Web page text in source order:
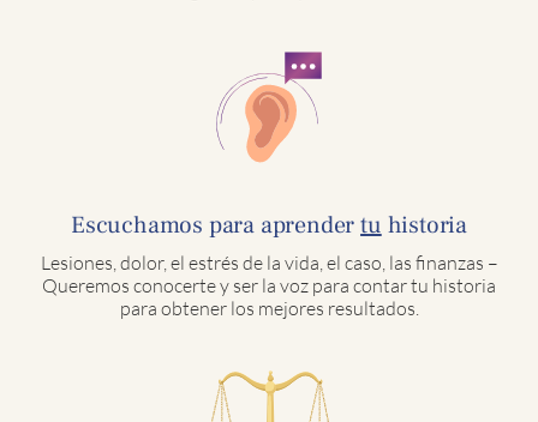
Escuchamos para aprendertu historia
Lesiones, dolor, el estrés de la vida, el caso, las finanzas –
Queremos conocerte y ser la voz para contar tu historia
para obtener los mejores resultados.